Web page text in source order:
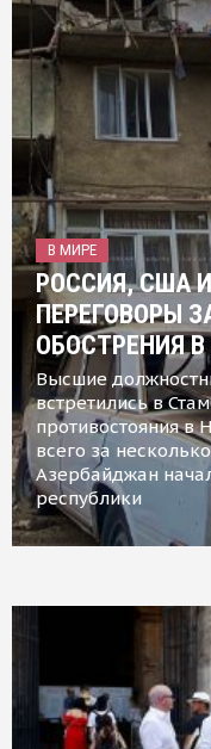
В МИРЕ
РОССИЯ, США
ПЕРЕГОВОРЫ
ОБОСТРЕНИЯ
Высшие
встретились в
противостояния в
всего за
Азербайджан
республики